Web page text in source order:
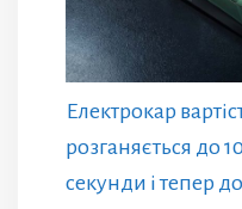
Електрокар
розганяється до
секунди і тепер